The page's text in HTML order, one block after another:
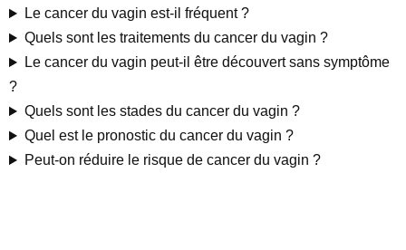
Le cancer du vagin est-il fréquent ?
Quels sont les traitements du cancer du vagin ?
Le cancer du vagin peut-il être découvert sans symptôme
?
Quels sont les stades du cancer du vagin ?
Quel est le pronostic du cancer du vagin ?
Peut-on réduire le risque de cancer du vagin ?